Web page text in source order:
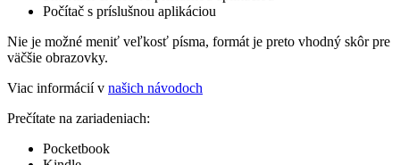
Počítač s príslušnou aplikáciou
Nie je možné meniť veľkosť písma, formát je preto vhodný skôr pre
väčšie obrazovky.
Viac informácií v našich návodoch
Prečítate na zariadeniach:
Pocketbook